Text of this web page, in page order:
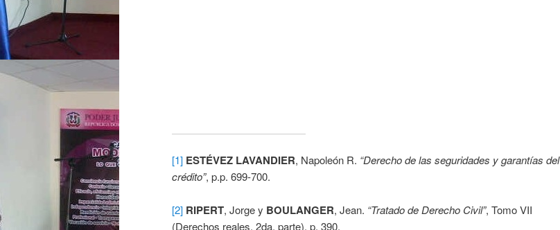
[1] ESTÉVEZ LAVANDIER, Napoleón R. “Derecho de las seguridades y garantías del
crédito”, p.p. 699-700.
[2] RIPERT, Jorge y BOULANGER, Jean. “Tratado de Derecho Civil”, Tomo VII
(Derechos reales, 2da. parte), p. 390.